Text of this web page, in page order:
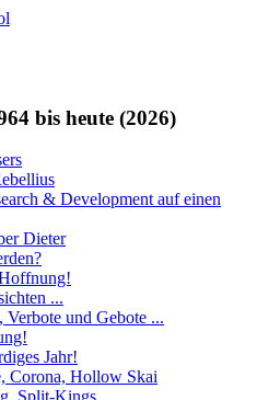
bis heute (2026)
& Development auf einen
Dieter
...
und Gebote ...
Jahr!
Corona, Hollow Skai